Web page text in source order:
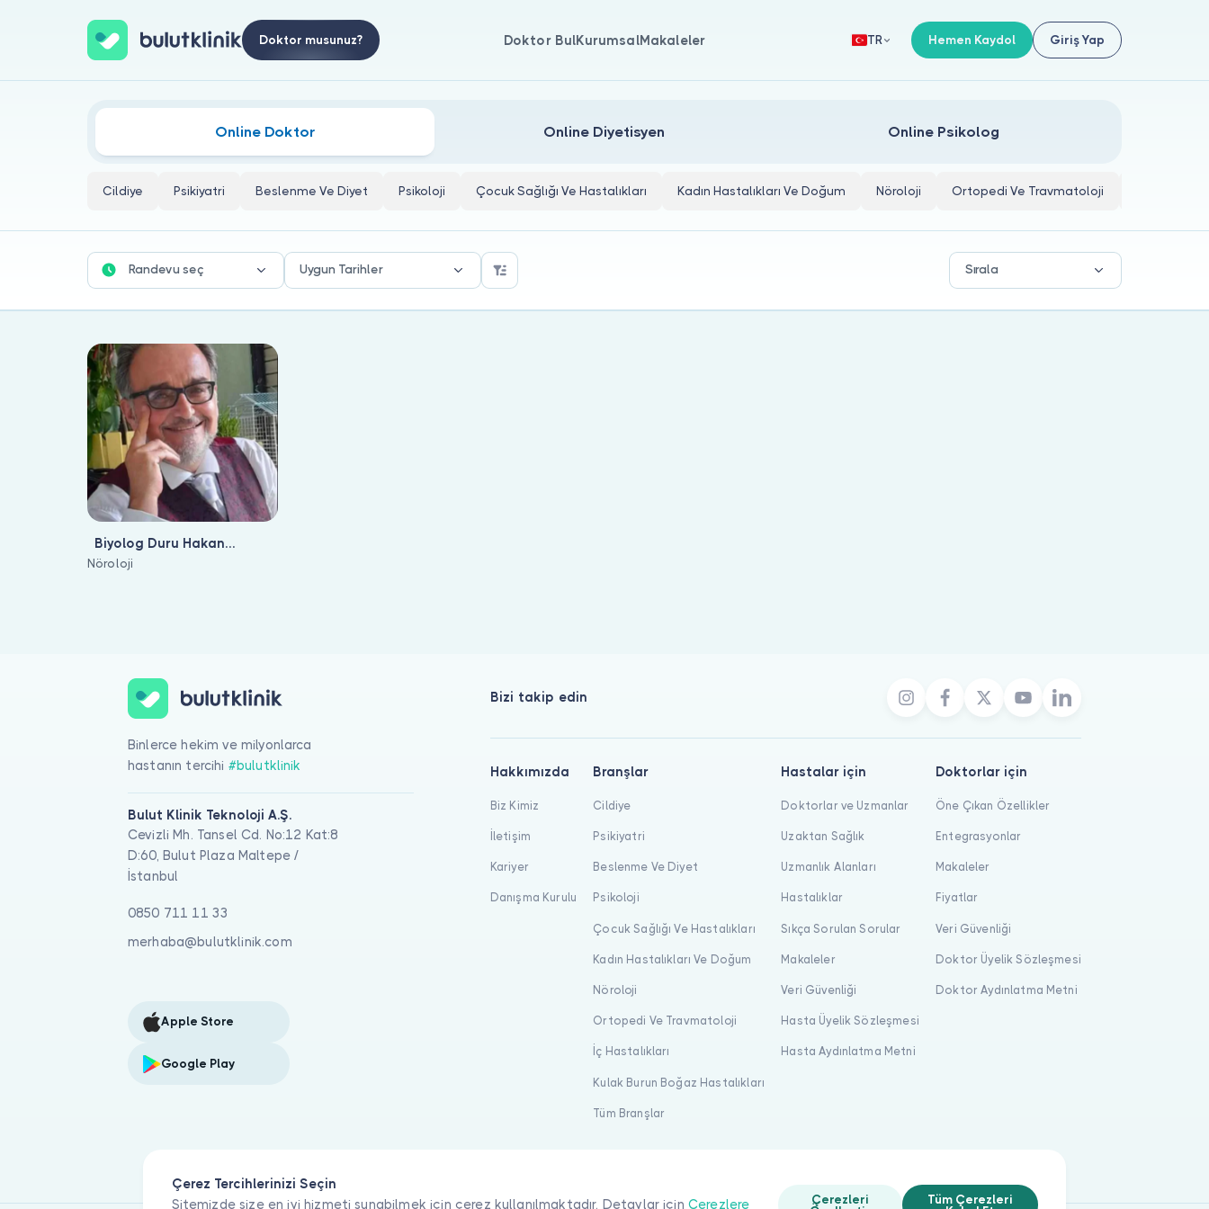
Doktor musunuz? Doktor BulKurumsalMakaleler TR Hemen Kaydol Giriş Yap
Alkol Bağımlılığı Tedavisi Doktorları
Online Doktor Online Diyetisyen Online Psikolog
Cildiye Psikiyatri Beslenme Ve Diyet Psikoloji Çocuk Sağlığı Ve Hastalıkları Kadın Hastalıkları Ve Doğum Nöroloji Ortopedi Ve Travmatoloji
Randevu seç Uygun Tarihler Sırala
Biyolog Duru Hakan
Karabacak
Nöroloji
Çerez Tercihlerinizi Seçin
Sitemizde size en iyi hizmeti sunabilmek için çerez kullanılmaktadır. Detaylar için Çerezlere
Çerezleri
Tüm Çerezleri
Binlerce hekim ve milyonlarca
hastanın tercihi #bulutklinik
Bulut Klinik Teknoloji A.Ş.
Cevizli Mh. Tansel Cd. No:12 Kat:8
D:60, Bulut Plaza Maltepe /
İstanbul
0850 711 11 33
merhaba@bulutklinik.com
Apple Store
Google Play
Bizi takip edin
Hakkımızda
Biz Kimiz
İletişim
Kariyer
Danışma Kurulu
Branşlar
Cildiye
Psikiyatri
Beslenme Ve Diyet
Psikoloji
Çocuk Sağlığı Ve Hastalıkları
Kadın Hastalıkları Ve Doğum
Nöroloji
Ortopedi Ve Travmatoloji
İç Hastalıkları
Kulak Burun Boğaz Hastalıkları
Tüm Branşlar
Hastalar için
Doktorlar ve Uzmanlar
Uzaktan Sağlık
Uzmanlık Alanları
Hastalıklar
Sıkça Sorulan Sorular
Makaleler
Veri Güvenliği
Hasta Üyelik Sözleşmesi
Hasta Aydınlatma Metni
Doktorlar için
Öne Çıkan Özellikler
Entegrasyonlar
Makaleler
Fiyatlar
Veri Güvenliği
Doktor Üyelik Sözleşmesi
Doktor Aydınlatma Metni